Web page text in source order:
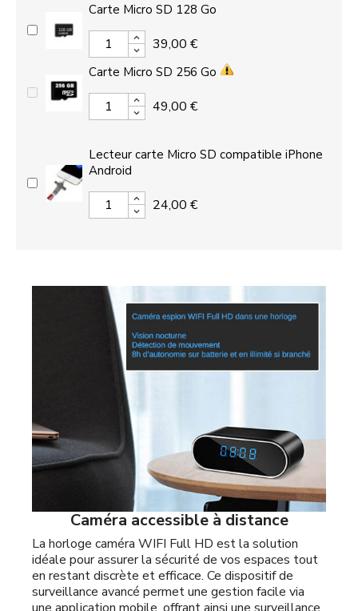
Carte Micro SD 128 Go
39,00 €
Carte Micro SD 256 Go
49,00 €
Lecteur carte Micro SD compatible iPhone
Android
24,00 €
Caméra accessible à distance
La horloge caméra WIFI Full HD est la solution
idéale pour assurer la sécurité de vos espaces tout
en restant discrète et efficace. Ce dispositif de
surveillance avancé permet une gestion facile via